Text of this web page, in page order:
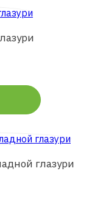
глазури